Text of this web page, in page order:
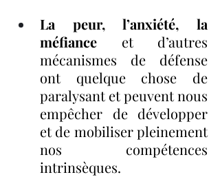
La peur, l’anxiété, la
méfiance et d’autres
mécanismes de défense
ont quelque chose de
paralysant et peuvent nous
empêcher de développer
et de mobiliser pleinement
nos compétences
intrinsèques.